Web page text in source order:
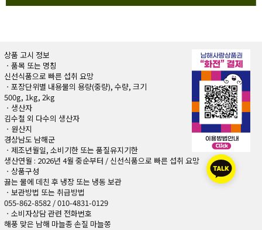
상품 고시 정보
ㆍ품목 또는 명칭
신선식품으로 빠른 섭취 요망
ㆍ포장단위별 내용물의 용량(중량), 수량, 크기
500g, 1kg, 2kg
ㆍ생산자
김수철 외 다수의 생산자
ㆍ원산지
경상남도 남해군
ㆍ제조년월일, 소비기한 또는 품질유지기한
생산연월 : 2026년 4월 중순부터 / 신선식품으로 빠른 섭취 요망
ㆍ상품구성
끓는 물에 데친 후 냉장 또는 냉동 보관
ㆍ보관방법 또는 취급방법
055-862-8582 / 010-4831-0129
ㆍ소비자상담 관련 전화번호
해풍 맞은 남해 마늘종 손질 마늘쫑